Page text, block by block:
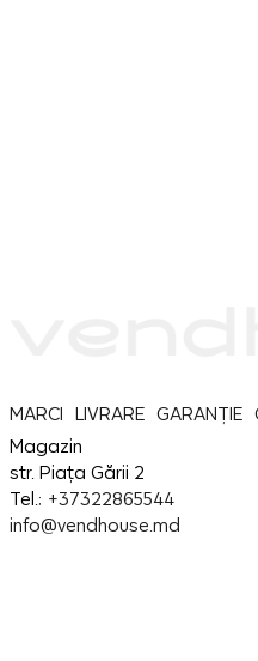
MARCI LIVRARE GARANȚIE
Magazin
str. Piața Gării 2
Tel.: +37322865544
info@vendhouse.md